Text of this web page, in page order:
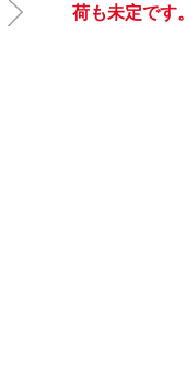
荷も未定です。